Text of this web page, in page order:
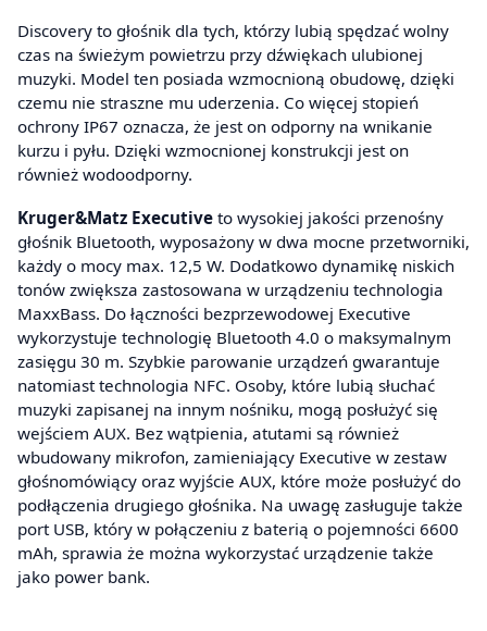
Discovery to głośnik dla tych, którzy lubią spędzać wolny
czas na świeżym powietrzu przy dźwiękach ulubionej
muzyki. Model ten posiada wzmocnioną obudowę, dzięki
czemu nie straszne mu uderzenia. Co więcej stopień
ochrony IP67 oznacza, że jest on odporny na wnikanie
kurzu i pyłu. Dzięki wzmocnionej konstrukcji jest on
również wodoodporny.
Kruger&Matz Executive to wysokiej jakości przenośny
głośnik Bluetooth, wyposażony w dwa mocne przetworniki,
każdy o mocy max. 12,5 W. Dodatkowo dynamikę niskich
tonów zwiększa zastosowana w urządzeniu technologia
MaxxBass. Do łączności bezprzewodowej Executive
wykorzystuje technologię Bluetooth 4.0 o maksymalnym
zasięgu 30 m. Szybkie parowanie urządzeń gwarantuje
natomiast technologia NFC. Osoby, które lubią słuchać
muzyki zapisanej na innym nośniku, mogą posłużyć się
wejściem AUX. Bez wątpienia, atutami są również
wbudowany mikrofon, zamieniający Executive w zestaw
głośnomówiący oraz wyjście AUX, które może posłużyć do
podłączenia drugiego głośnika. Na uwagę zasługuje także
port USB, który w połączeniu z baterią o pojemności 6600
mAh, sprawia że można wykorzystać urządzenie także
jako power bank.